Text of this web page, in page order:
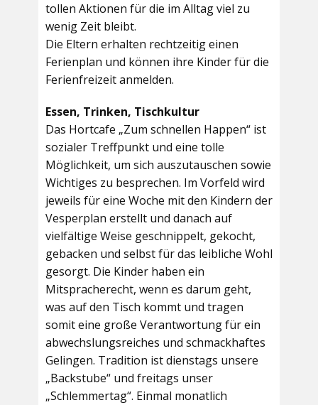
tollen Aktionen für die im Alltag viel zu
wenig Zeit bleibt.
Die Eltern erhalten rechtzeitig einen
Ferienplan und können ihre Kinder für die
Ferienfreizeit anmelden.
Essen, Trinken, Tischkultur
Das Hortcafe „Zum schnellen Happen“ ist
sozialer Treffpunkt und eine tolle
Möglichkeit, um sich auszutauschen sowie
Wichtiges zu besprechen. Im Vorfeld wird
jeweils für eine Woche mit den Kindern der
Vesperplan erstellt und danach auf
vielfältige Weise geschnippelt, gekocht,
gebacken und selbst für das leibliche Wohl
gesorgt. Die Kinder haben ein
Mitspracherecht, wenn es darum geht,
was auf den Tisch kommt und tragen
somit eine große Verantwortung für ein
abwechslungsreiches und schmackhaftes
Gelingen. Tradition ist dienstags unsere
„Backstube“ und freitags unser
„Schlemmertag“. Einmal monatlich